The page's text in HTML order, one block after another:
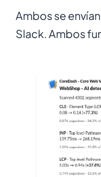
Ambos se
Slack. Ambos